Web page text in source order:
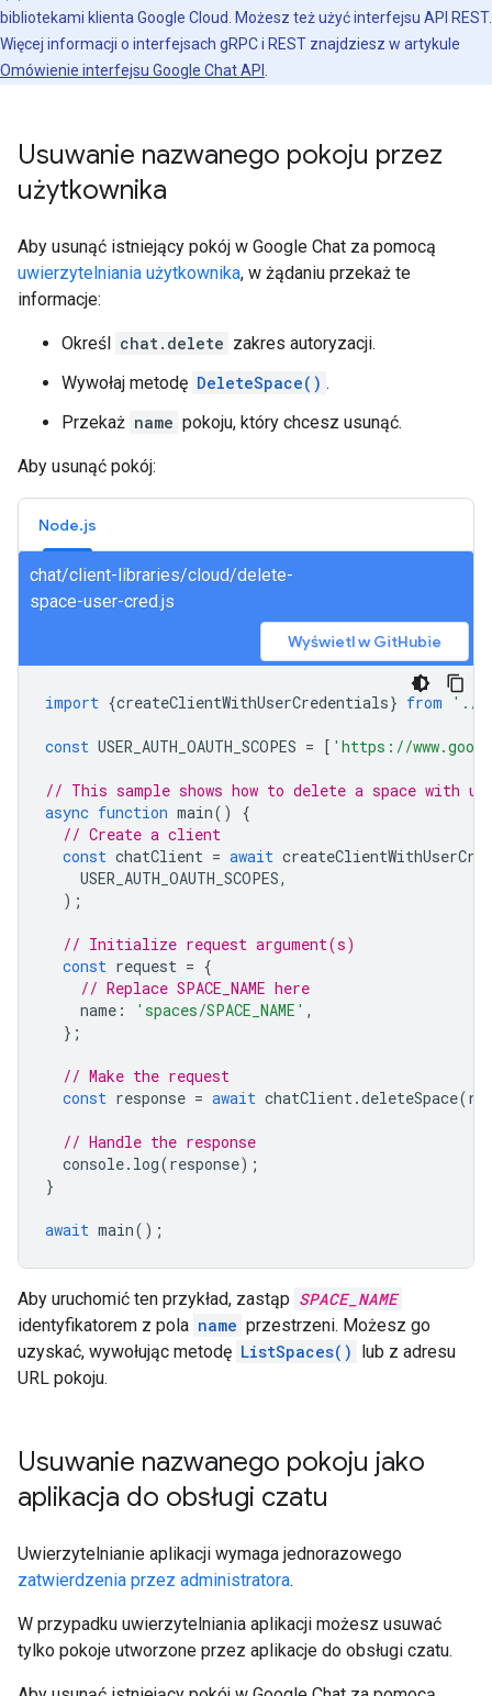
bibliotekami klienta Google Cloud. Możesz też użyć interfejsu API REST.
Więcej informacji o interfejsach gRPC i REST znajdziesz w artykule
Omówienie interfejsu Google Chat API
Usuwanie nazwanego pokoju przez
użytkownika
Aby usunąć istniejący pokój w Google Chat za pomocą
uwierzytelniania użytkownika, w żądaniu przekaż te
informacje:
Określ chat.delete zakres autoryzacji.
Wywołaj metodę DeleteSpace() .
Przekaż name pokoju, który chcesz usunąć.
Aby usunąć pokój:
Node.js
chat/client-libraries/cloud/delete-
space-user-cred.js
Wyświetl w GitHubie
import {createClientWithUserCredentials} from './
const USER_AUTH_OAUTH_SCOPES = [ 'https://
// This sample shows how to delete a space with
async function main()
{
// Create a client
const chatClient = await
USER_AUTH_OAUTH_SCOPES,
);
// Initialize request argument(s)
const request = {
// Replace SPACE_NAME here
name : 'spaces/SPACE_NAME' ,
};
// Make the request
const response = await chatClient.deleteSpace(
// Handle the response
console. log(response);
}
await main();
Aby uruchomić ten przykład, zastąp SPACE_NAME
identyfikatorem z pola name przestrzeni. Możesz go
uzyskać, wywołując metodę ListSpaces() lub z adresu
URL pokoju.
Usuwanie nazwanego pokoju jako
aplikacja do obsługi czatu
Uwierzytelnianie aplikacji wymaga jednorazowego
zatwierdzenia przez administratora.
W przypadku uwierzytelniania aplikacji możesz usuwać
tylko pokoje utworzone przez aplikacje do obsługi czatu.